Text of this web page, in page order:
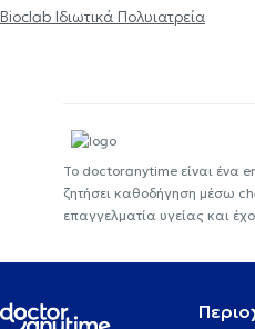
Bioclab Ιδιωτικά Πολυιατρεία
Το doctoranytime είναι ένα
ζητήσει καθοδήγηση μέσω
επαγγελματία υγείας και